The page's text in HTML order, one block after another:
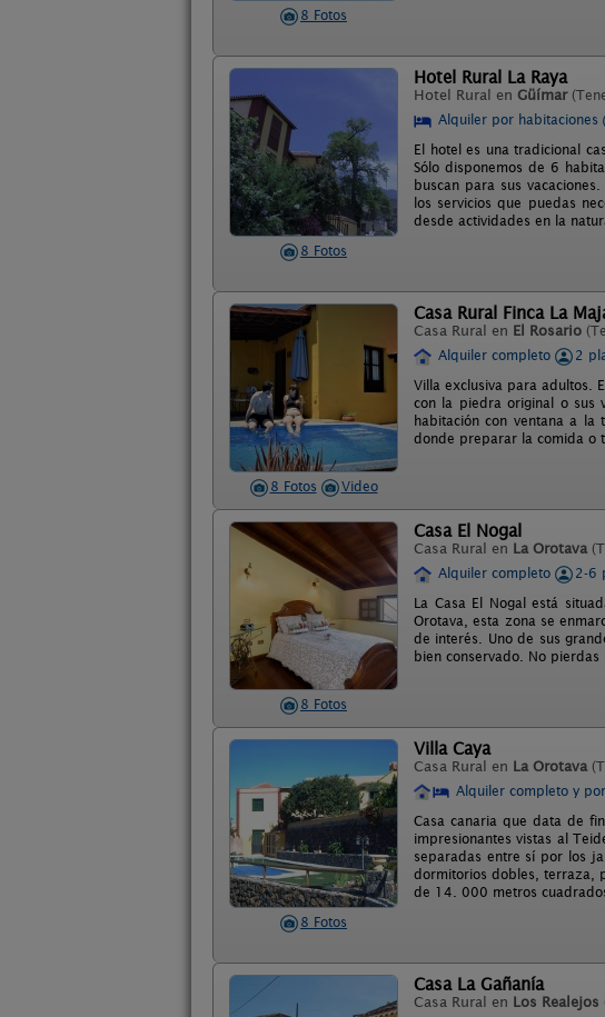
8 Fotos
8 Fotos
Hotel Rural La Raya
Hotel Rural en Güímar
Alquiler por habitaciones
El hotel es una tradicional
Sólo disponemos de 6
buscan para sus
los servicios que puedas
desde actividades en la
8 Fotos Video
Casa Rural Finca La
Casa Rural en El Rosario
Alquiler completo
2
Villa exclusiva para adultos.
con la piedra original o sus
habitación con ventana a
donde preparar la comida o
8 Fotos
Casa El Nogal
Casa Rural en La Orotava
Alquiler completo
2-6
La Casa El Nogal está
Orotava, esta zona se
de interés. Uno de sus
bien conservado. No
8 Fotos
Villa Caya
Casa Rural en La Orotava
Alquiler completo y
Casa canaria que data de
impresionantes vistas al
separadas entre sí por los
dormitorios dobles, terraza,
de 14. 000 metros
Casa La Gañanía
Casa Rural en Los Realejos